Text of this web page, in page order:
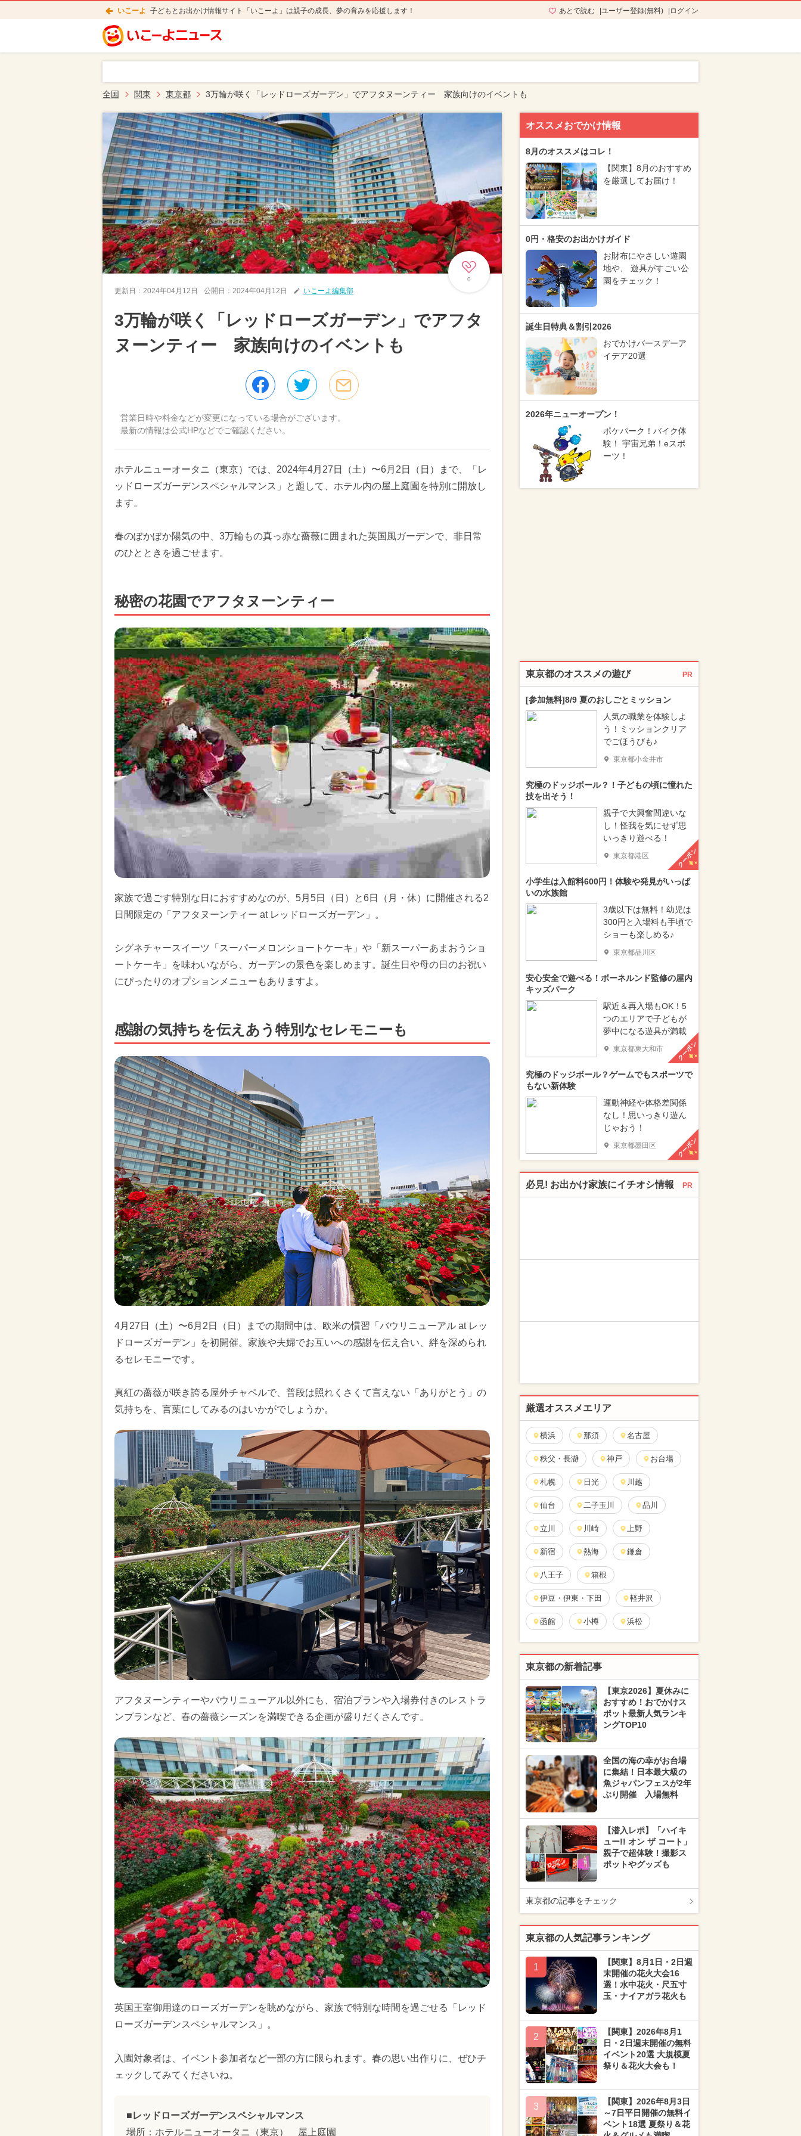
いこーよ 子どもとお出かけ情報サイト「いこーよ」は親子の成長、夢の育みを応援します！ あとで読む ユーザー登録(無料) ログイン
全国 関東 東京都 3万輪が咲く「レッドローズガーデン」でアフタヌーンティー 家族向けのイベントも
0
更新日： 2024年04月12日 公開日： 2024年04月12日 いこーよ編集部
3万輪が咲く「レッドローズガーデン」でアフタ
ヌーンティー 家族向けのイベントも
営業日時や料金などが変更になっている場合がございます。
最新の情報は公式HPなどでご確認ください。
ホテルニューオータニ（東京）では、2024年4月27日（土）〜6月2日（日）まで、「レ
ッドローズガーデンスペシャルマンス」と題して、ホテル内の屋上庭園を特別に開放し
ます。
春のぽかぽか陽気の中、3万輪もの真っ赤な薔薇に囲まれた英国風ガーデンで、非日常
のひとときを過ごせます。
秘密の花園でアフタヌーンティー
家族で過ごす特別な日におすすめなのが、5月5日（日）と6日（月・休）に開催される2
日間限定の「アフタヌーンティー at レッドローズガーデン」。
シグネチャースイーツ「スーパーメロンショートケーキ」や「新スーパーあまおうショ
ートケーキ」を味わいながら、ガーデンの景色を楽しめます。誕生日や母の日のお祝い
にぴったりのオプションメニューもありますよ。
感謝の気持ちを伝えあう特別なセレモニーも
4月27日（土）〜6月2日（日）までの期間中は、欧米の慣習「バウリニューアル at レッ
ドローズガーデン」を初開催。家族や夫婦でお互いへの感謝を伝え合い、絆を深められ
るセレモニーです。
真紅の薔薇が咲き誇る屋外チャペルで、普段は照れくさくて言えない「ありがとう」の
気持ちを、言葉にしてみるのはいかがでしょうか。
アフタヌーンティーやバウリニューアル以外にも、宿泊プランや入場券付きのレストラ
ンプランなど、春の薔薇シーズンを満喫できる企画が盛りだくさんです。
英国王室御用達のローズガーデンを眺めながら、家族で特別な時間を過ごせる「レッド
ローズガーデンスペシャルマンス」。
入園対象者は、イベント参加者など一部の方に限られます。春の思い出作りに、ぜひチ
ェックしてみてくださいね。
■レッドローズガーデンスペシャルマンス
場所：ホテルニューオータニ（東京） 屋上庭園
オススメおでかけ情報
8月のオススメはコレ！
【関東】8月のおすすめ
を厳選してお届け！
0円・格安のお出かけガイド
お財布にやさしい遊園
地や、 遊具がすごい公
園をチェック！
誕生日特典＆割引2026
おでかけバースデーア
イデア20選
2026年ニューオープン！
ポケパーク！バイク体
験！ 宇宙兄弟！eスポ
ーツ！
東京都のオススメの遊び PR
[参加無料]8/9 夏のおしごとミッション
人気の職業を体験しよ
う！ミッションクリア
でごほうびも♪
東京都小金井市
究極のドッジボール？！子どもの頃に憧れた
技を出そう！
親子で大興奮間違いな
し！怪我を気にせず思
いっきり遊べる！
東京都港区 クーポン
小学生は入館料600円！体験や発見がいっぱ
いの水族館
3歳以下は無料！幼児は
300円と入場料も手頃で
ショーも楽しめる♪
東京都品川区
安心安全で遊べる！ボーネルンド監修の屋内
キッズパーク
駅近＆再入場もOK！5
つのエリアで子どもが
夢中になる遊具が満載
東京都東大和市 クーポン
究極のドッジボール？ゲームでもスポーツで
もない新体験
運動神経や体格差関係
なし！思いっきり遊ん
じゃおう！
東京都墨田区 クーポン
必見! お出かけ家族にイチオシ情報 PR
厳選オススメエリア
横浜 那須 名古屋
秩父・長瀞 神戸 お台場
札幌 日光 川越
仙台 二子玉川 品川
立川 川崎 上野
新宿 熱海 鎌倉
八王子 箱根
伊豆・伊東・下田 軽井沢
函館 小樽 浜松
東京都の新着記事
【東京2026】夏休みに
おすすめ！おでかけス
ポット最新人気ランキ
ングTOP10
全国の海の幸がお台場
に集結！日本最大級の
魚ジャパンフェスが2年
ぶり開催 入場無料
【潜入レポ】「ハイキ
ュー!! オン ザ コート」
親子で超体験！撮影ス
ポットやグッズも
東京都の記事をチェック
東京都の人気記事ランキング
1
【関東】8月1日・2日週
末開催の花火大会16
選！水中花火・尺五寸
玉・ナイアガラ花火も
2
【関東】2026年8月1
日・2日週末開催の無料
イベント20選 大規模夏
祭り＆花火大会も！
3
【関東】2026年8月3日
～7日平日開催の無料イ
ベント18選 夏祭り＆花